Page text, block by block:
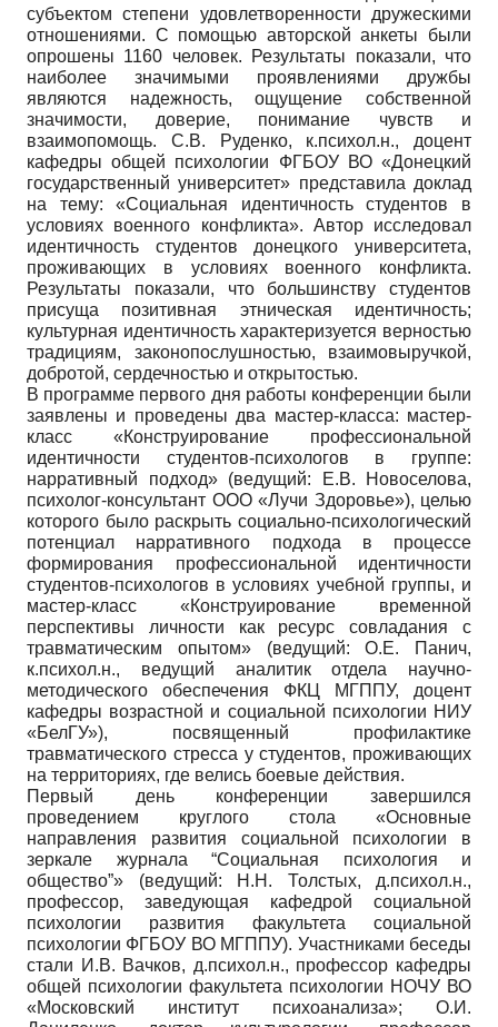
субъектом степени удовлетворенности дружескими
отношениями. С помощью авторской анкеты были
опрошены 1160 человек. Результаты показали, что
наиболее значимыми проявлениями дружбы
являются надежность, ощущение собственной
значимости, доверие, понимание чувств и
взаимопомощь. С.В. Руденко, к.психол.н., доцент
кафедры общей психологии ФГБОУ ВО «Донецкий
государственный университет» представила доклад
на тему: «Социальная идентичность студентов в
условиях военного конфликта». Автор исследовал
идентичность студентов донецкого университета,
проживающих в условиях военного конфликта.
Результаты показали, что большинству студентов
присуща позитивная этническая идентичность;
культурная идентичность характеризуется верностью
традициям, законопослушностью, взаимовыручкой,
добротой, сердечностью и открытостью.
В программе первого дня работы конференции были
заявлены и проведены два мастер-класса: мастер-
класс «Конструирование профессиональной
идентичности студентов-психологов в группе:
нарративный подход» (ведущий: Е.В. Новоселова,
психолог-консультант ООО «Лучи Здоровье»), целью
которого было раскрыть социально-психологический
потенциал нарративного подхода в процессе
формирования профессиональной идентичности
студентов-психологов в условиях учебной группы, и
мастер-класс «Конструирование временной
перспективы личности как ресурс совладания с
травматическим опытом» (ведущий: О.Е. Панич,
к.психол.н., ведущий аналитик отдела научно-
методического обеспечения ФКЦ МГППУ, доцент
кафедры возрастной и социальной психологии НИУ
«БелГУ»), посвященный профилактике
травматического стресса у студентов, проживающих
на территориях, где велись боевые действия.
Первый день конференции завершился
проведением круглого стола «Основные
направления развития социальной психологии в
зеркале журнала “Социальная психология и
общество”» (ведущий: Н.Н. Толстых, д.психол.н.,
профессор, заведующая кафедрой социальной
психологии развития факультета социальной
психологии ФГБОУ ВО МГППУ). Участниками беседы
стали И.В. Вачков, д.психол.н., профессор кафедры
общей психологии факультета психологии НОЧУ ВО
«Московский институт психоанализа»; О.И.